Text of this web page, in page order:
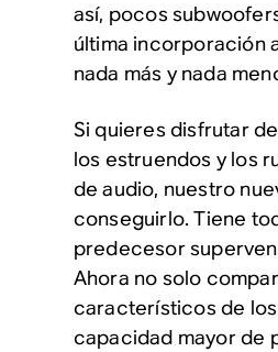
así, pocos
última incorporación
nada más y nada
Si quieres disfrutar
los estruendos y los
de audio, nuestro
conseguirlo. Tiene
predecesor
Ahora no solo
característicos de
capacidad mayor de